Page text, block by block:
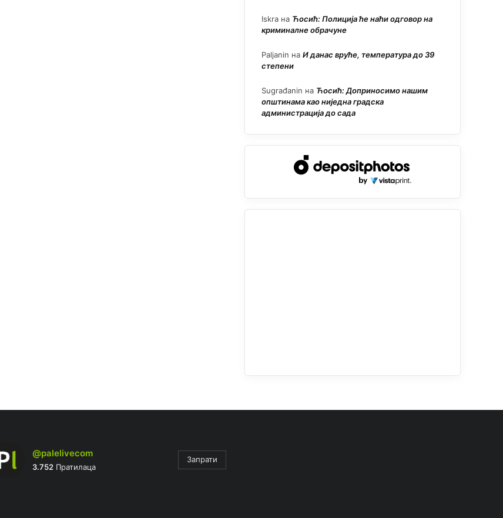
Iskra на Ћосић: Полиција ће наћи одговор на
криминалне обрачуне
Paljanin на И данас вруће, температура до 39
степени
Sugrađanin на Ћосић: Доприносимо нашим
општинама као ниједна градска
администрација до сада
@palelivecom
3.752Пратилаца
Запрати